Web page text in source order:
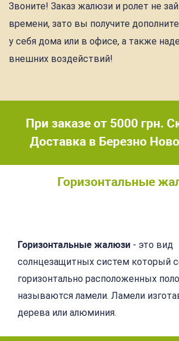
Звоните! Заказ жалюзи и ролет не
времени, зато вы получите
у себя дома или в офисе, а также
внешних воздействий!
При заказе от 5000 грн.
Доставка в Березно
Горизонтальные
Подробнее
Горизонтальные жалюзи - это вид
солнцезащитных систем который
горизонтально расположенных полос, которые
называются ламели. Ламели
дерева или алюминия.